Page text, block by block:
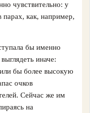
чувствительно: у
парах, как, например,
бы именно
иначе:
бы более высокую
очков
Сейчас же им
на